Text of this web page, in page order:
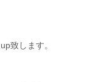
致します。